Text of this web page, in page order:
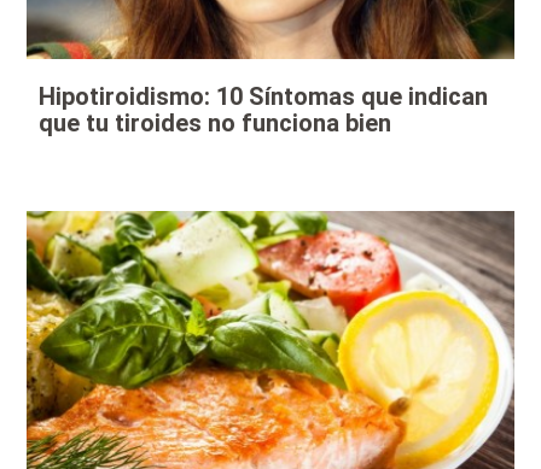
Hipotiroidismo: 10 Síntomas que indican
que tu tiroides no funciona bien